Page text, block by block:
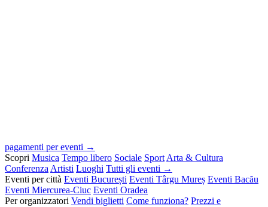
pagamenti per eventi →
Scopri Musica Tempo libero Sociale Sport Arta & Cultura
Conferenza Artisti Luoghi Tutti gli eventi →
Eventi per città Eventi București Eventi Târgu Mureș Eventi Bacău
Eventi Miercurea-Ciuc Eventi Oradea
Per organizzatori Vendi biglietti Come funziona? Prezzi e